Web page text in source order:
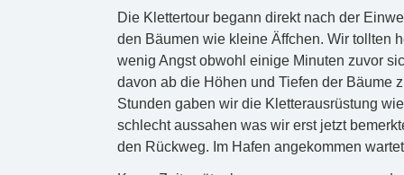
Die Klettertour begann direkt nach der
den Bäumen wie kleine Äffchen. Wir tollten
wenig Angst obwohl einige Minuten zuvor
davon ab die Höhen und Tiefen der Bäume
Stunden gaben wir die Kletterausrüstung
schlecht aussahen was wir erst jetzt
den Rückweg. Im Hafen angekommen